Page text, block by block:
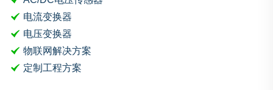
电流变换器
电压变换器
物联网解决方案
定制工程方案